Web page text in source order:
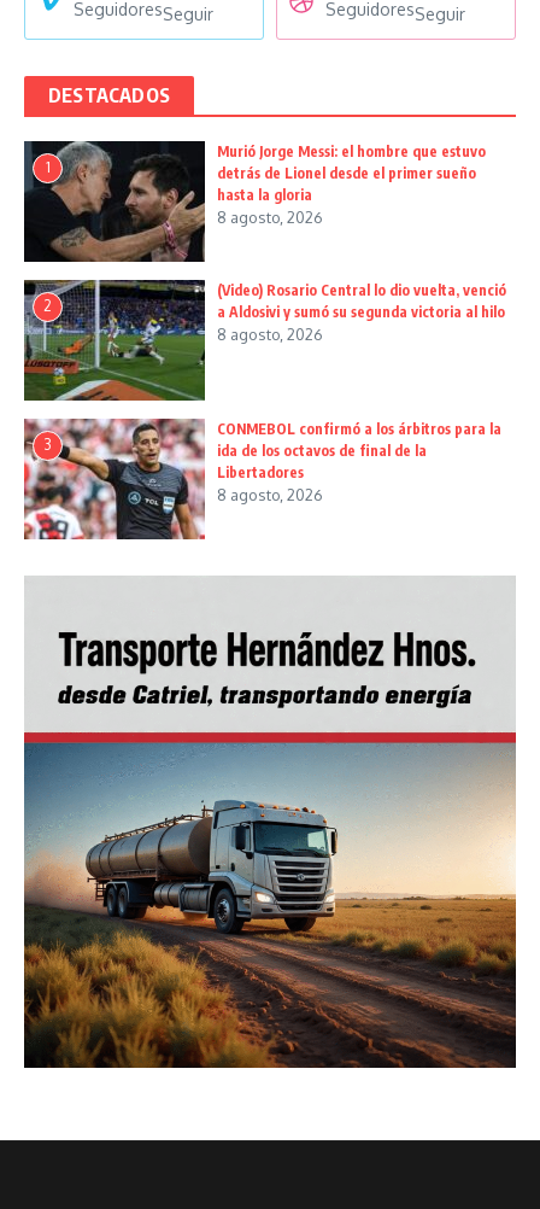
SeguidoresSeguir
SeguidoresSeguir
DESTACADOS
1
Murió Jorge Messi: el hombre que estuvo
detrás de Lionel desde el primer sueño
hasta la gloria
8 agosto, 2026
2
(Video) Rosario Central lo dio vuelta, venció
a Aldosivi y sumó su segunda victoria al hilo
8 agosto, 2026
3
CONMEBOL confirmó a los árbitros para la
ida de los octavos de final de la
Libertadores
8 agosto, 2026